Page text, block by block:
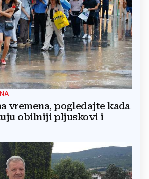
vremena, pogledajte kada
obilniji pljuskovi i